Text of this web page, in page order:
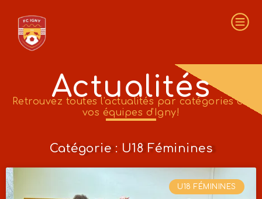
Actualités
Retrouvez toutes l'actualités par catégories de
vos équipes d'Igny!
Catégorie : U18 Féminines
U18 FÉMININES